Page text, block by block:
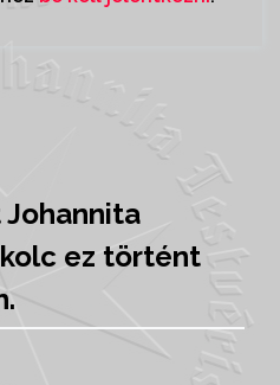
Johannita
ez történt